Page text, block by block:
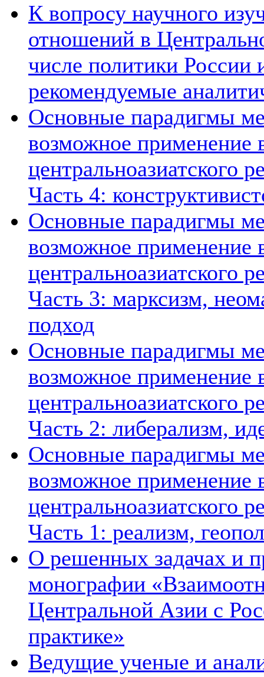
К вопросу научного
отношений в
числе политики России
рекомендуемые
Основные парадигмы
возможное применение
центральноазиатского
Часть 4:
Основные парадигмы
возможное применение
центральноазиатского
Часть 3: марксизм,
подход
Основные парадигмы
возможное применение
центральноазиатского
Часть 2: либерализм,
Основные парадигмы
возможное применение
центральноазиатского
Часть 1: реализм,
О решенных задачах и
монографии
Центральной Азии с
практике»
Ведущие ученые и